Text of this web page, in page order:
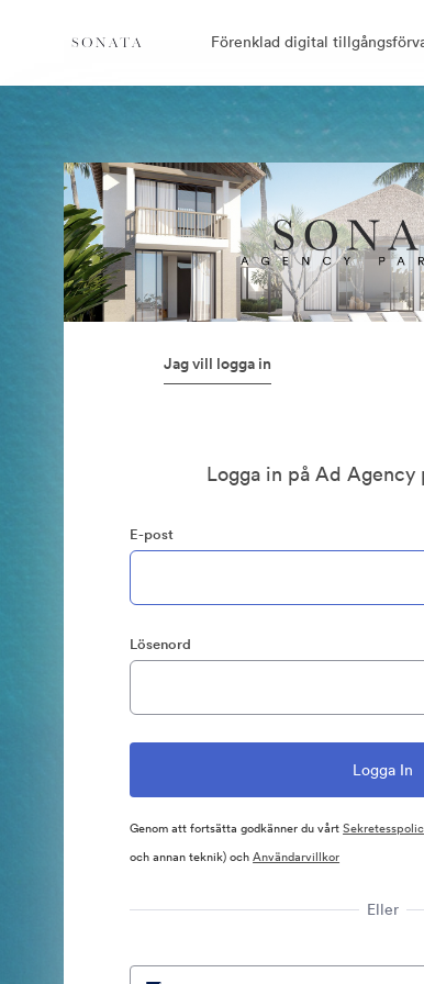
Förenklad digital
Jag vill logga in
Logga in på Ad Agency
E-post
Lösenord
Genom att fortsätta godkänner du vårt
och annan teknik) ochAnvändarvillkor
Eller